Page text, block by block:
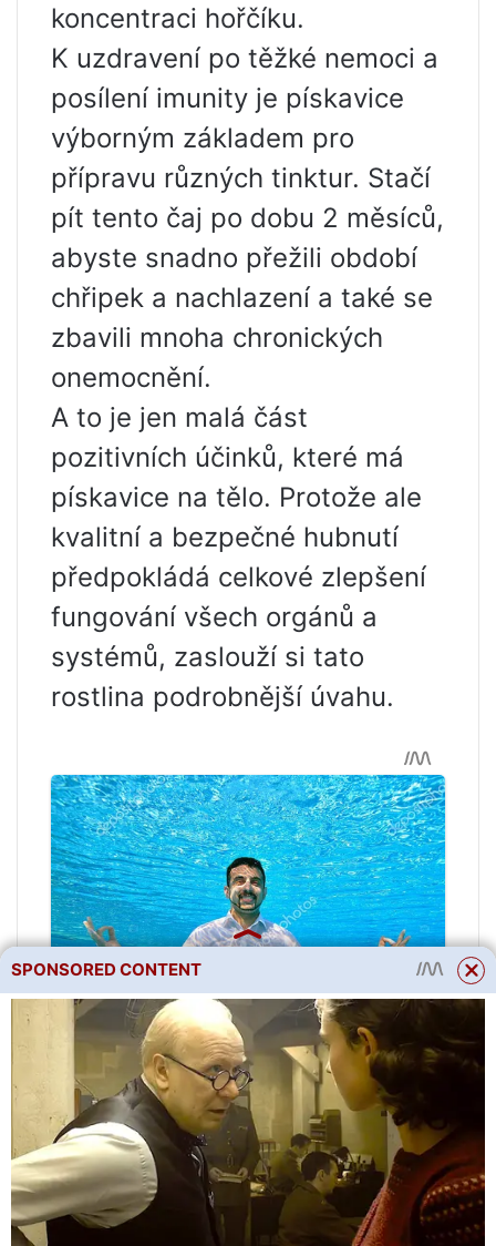
koncentraci hořčíku.
K uzdravení po těžké nemoci a
posílení imunity je pískavice
výborným základem pro
přípravu různých tinktur. Stačí
pít tento čaj po dobu 2 měsíců,
abyste snadno přežili období
chřipek a nachlazení a také se
zbavili mnoha chronických
onemocnění.
A to je jen malá část
pozitivních účinků, které má
pískavice na tělo. Protože ale
kvalitní a bezpečné hubnutí
předpokládá celkové zlepšení
fungování všech orgánů a
systémů, zaslouží si tato
rostlina podrobnější úvahu.
SPONSORED CONTENT